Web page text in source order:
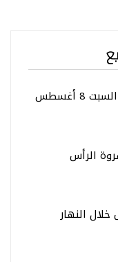
توقعـات الأبراج اليوم السبت 8 أغسطس
الرأس
النهار